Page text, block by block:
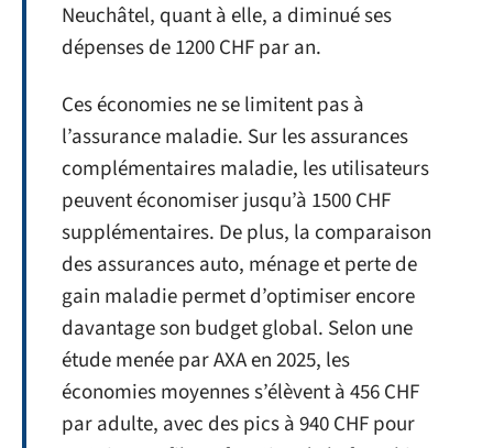
Neuchâtel, quant à elle, a diminué ses
dépenses de 1200 CHF par an.
Ces économies ne se limitent pas à
l’assurance maladie. Sur les assurances
complémentaires maladie, les utilisateurs
peuvent économiser jusqu’à 1500 CHF
supplémentaires. De plus, la comparaison
des assurances auto, ménage et perte de
gain maladie permet d’optimiser encore
davantage son budget global. Selon une
étude menée par AXA en 2025, les
économies moyennes s’élèvent à 456 CHF
par adulte, avec des pics à 940 CHF pour